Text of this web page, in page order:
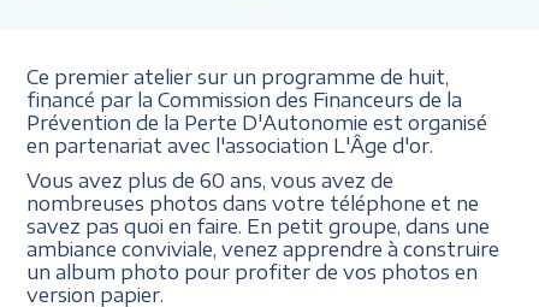
Ce premier atelier sur un programme de huit,
financé par la Commission des Financeurs de la
Prévention de la Perte D'Autonomie est organisé
en partenariat avec l'association L'Âge d'or.
Vous avez plus de 60 ans, vous avez de
nombreuses photos dans votre téléphone et ne
savez pas quoi en faire. En petit groupe, dans une
ambiance conviviale, venez apprendre à construire
un album photo pour profiter de vos photos en
version papier.